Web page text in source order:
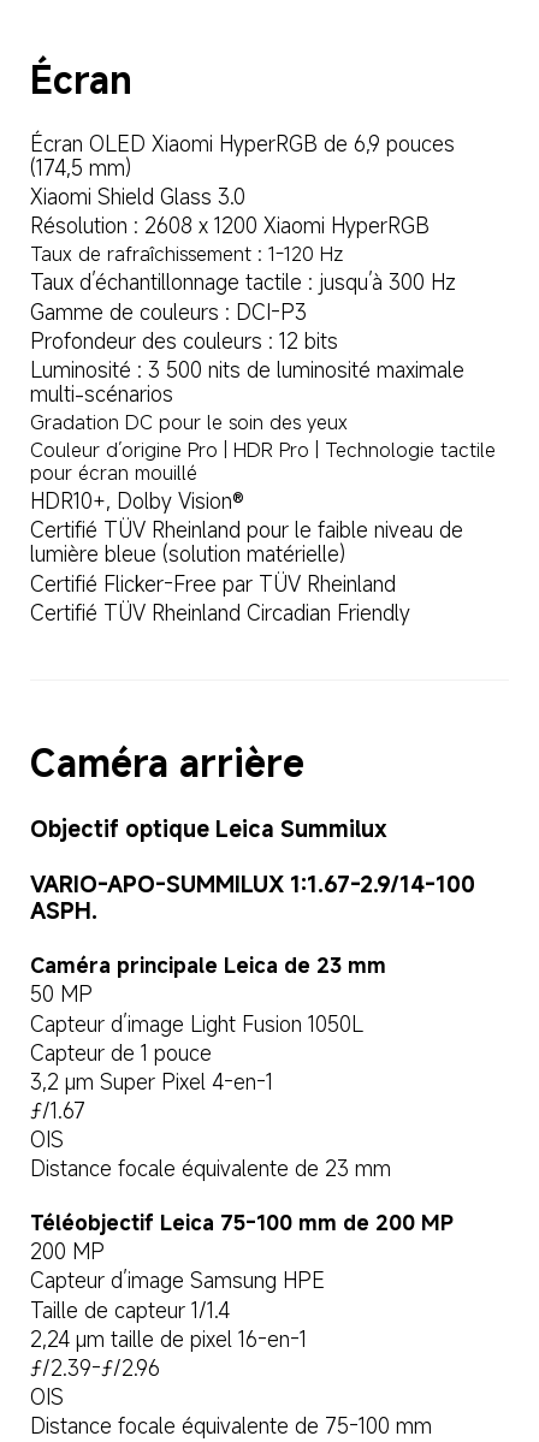
Écran
Écran OLED Xiaomi HyperRGB de 6,9 pouces
(174,5 mm)
Xiaomi Shield Glass 3.0
Résolution : 2608 x 1200 Xiaomi HyperRGB
Taux de rafraîchissement : 1-120 Hz
Taux d’échantillonnage tactile : jusqu’à 300 Hz
Gamme de couleurs : DCI-P3
Profondeur des couleurs : 12 bits
Luminosité : 3 500 nits de luminosité maximale
multi-scénarios
Gradation DC pour le soin des yeux
Couleur d’origine Pro | HDR Pro | Technologie tactile
pour écran mouillé
HDR10+, Dolby Vision®
Certifié TÜV Rheinland pour le faible niveau de
lumière bleue (solution matérielle)
Certifié Flicker-Free par TÜV Rheinland
Certifié TÜV Rheinland Circadian Friendly
Caméra arrière
Objectif optique Leica Summilux
VARIO-APO-SUMMILUX 1:1.67-2.9/14-100
ASPH.
Caméra principale Leica de 23 mm
50 MP
Capteur d’image Light Fusion 1050L
Capteur de 1 pouce
3,2 μm Super Pixel 4-en-1
ƒ/1.67
OIS
Distance focale équivalente de 23 mm
Téléobjectif Leica 75-100 mm de 200 MP
200 MP
Capteur d’image Samsung HPE
Taille de capteur 1/1.4
2,24 μm taille de pixel 16-en-1
ƒ/2.39-ƒ/2.96
OIS
Distance focale équivalente de 75-100 mm